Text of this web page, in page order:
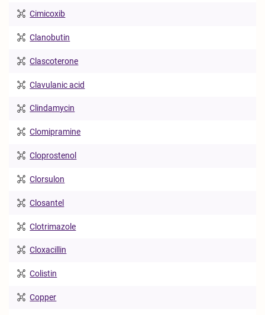
Cimicoxib
Clanobutin
Clascoterone
Clavulanic acid
Clindamycin
Clomipramine
Cloprostenol
Clorsulon
Closantel
Clotrimazole
Cloxacillin
Colistin
Copper